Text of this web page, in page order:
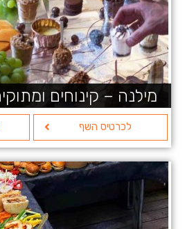
מילנה – קינוחים
לכרטיס השף